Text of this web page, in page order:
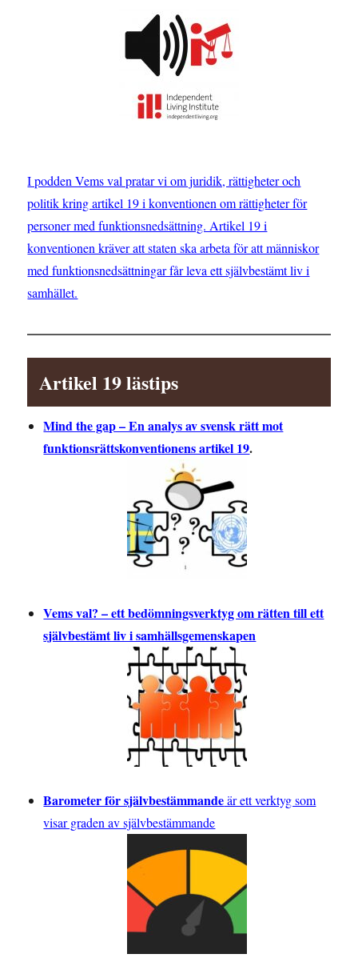
I podden Vems val pratar vi om juridik, rättigheter och
politik kring artikel 19 i konventionen om rättigheter för
personer med funktionsnedsättning. Artikel 19 i
konventionen kräver att staten ska arbeta för att människor
med funktionsnedsättningar får leva ett självbestämt liv i
samhället.
Artikel 19 lästips
Mind the gap – En analys av svensk rätt mot
funktionsrättskonventionens artikel 19.
Vems val? – ett bedömningsverktyg om rätten till ett
självbestämt liv i samhällsgemenskapen
Barometer för självbestämmandeär ett verktyg som
visar graden av självbestämmande